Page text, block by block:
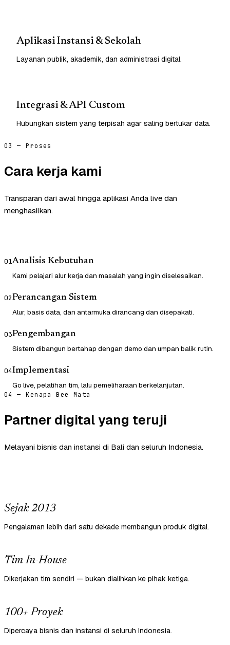
Aplikasi Instansi & Sekolah
Layanan publik, akademik, dan administrasi digital.
Integrasi & API Custom
Hubungkan sistem yang terpisah agar saling bertukar data.
03 — Proses
Cara kerja kami
Transparan dari awal hingga aplikasi Anda live dan
menghasilkan.
01Analisis Kebutuhan
Kami pelajari alur kerja dan masalah yang ingin diselesaikan.
02Perancangan Sistem
Alur, basis data, dan antarmuka dirancang dan disepakati.
03Pengembangan
Sistem dibangun bertahap dengan demo dan umpan balik rutin.
04Implementasi
Go live, pelatihan tim, lalu pemeliharaan berkelanjutan.
04 — Kenapa Bee Mata
Partner digital yang teruji
Melayani bisnis dan instansi di Bali dan seluruh Indonesia.
Sejak 2013
Pengalaman lebih dari satu dekade membangun produk digital.
Tim In-House
Dikerjakan tim sendiri — bukan dialihkan ke pihak ketiga.
100+ Proyek
Dipercaya bisnis dan instansi di seluruh Indonesia.